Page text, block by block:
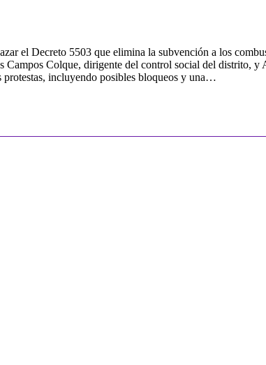
el Decreto 5503 que elimina la subvención a los
Colque, dirigente del control social del distrito, y
incluyendo posibles bloqueos y una…